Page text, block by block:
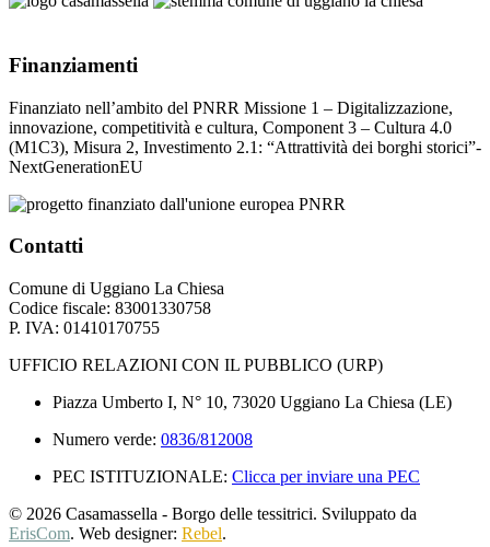
Finanziamenti
Finanziato nell’ambito del PNRR Missione 1 – Digitalizzazione,
innovazione, competitività e cultura, Component 3 – Cultura 4.0
(M1C3), Misura 2, Investimento 2.1: “Attrattività dei borghi storici”-
NextGenerationEU
Contatti
Comune di Uggiano La Chiesa
Codice fiscale: 83001330758
P. IVA: 01410170755
UFFICIO RELAZIONI CON IL PUBBLICO (URP)
Piazza Umberto I, N° 10, 73020 Uggiano La Chiesa (LE)
Numero verde: 0836/812008
PEC ISTITUZIONALE: Clicca per inviare una PEC
© 2026 Casamassella - Borgo delle tessitrici. Sviluppato da
ErisCom. Web designer: Rebel.